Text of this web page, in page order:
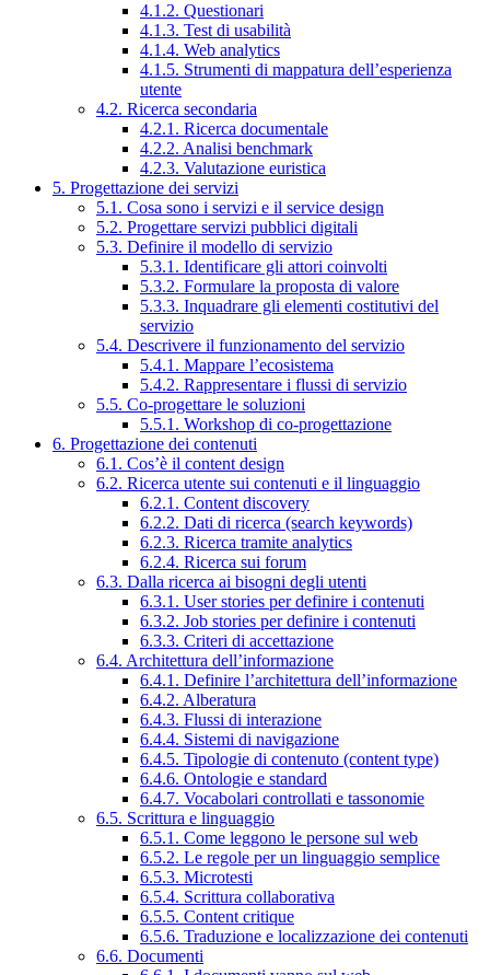
4.1.2. Questionari
4.1.3. Test di usabilità
4.1.4. Web analytics
4.1.5. Strumenti di mappatura dell’esperienza
utente
4.2. Ricerca secondaria
4.2.1. Ricerca documentale
4.2.2. Analisi benchmark
4.2.3. Valutazione euristica
5. Progettazione dei servizi
5.1. Cosa sono i servizi e il service design
5.2. Progettare servizi pubblici digitali
5.3. Definire il modello di servizio
5.3.1. Identificare gli attori coinvolti
5.3.2. Formulare la proposta di valore
5.3.3. Inquadrare gli elementi costitutivi del
servizio
5.4. Descrivere il funzionamento del servizio
5.4.1. Mappare l’ecosistema
5.4.2. Rappresentare i flussi di servizio
5.5. Co-progettare le soluzioni
5.5.1. Workshop di co-progettazione
6. Progettazione dei contenuti
6.1. Cos’è il content design
6.2. Ricerca utente sui contenuti e il linguaggio
6.2.1. Content discovery
6.2.2. Dati di ricerca (search keywords)
6.2.3. Ricerca tramite analytics
6.2.4. Ricerca sui forum
6.3. Dalla ricerca ai bisogni degli utenti
6.3.1. User stories per definire i contenuti
6.3.2. Job stories per definire i contenuti
6.3.3. Criteri di accettazione
6.4. Architettura dell’informazione
6.4.1. Definire l’architettura dell’informazione
6.4.2. Alberatura
6.4.3. Flussi di interazione
6.4.4. Sistemi di navigazione
6.4.5. Tipologie di contenuto (content type)
6.4.6. Ontologie e standard
6.4.7. Vocabolari controllati e tassonomie
6.5. Scrittura e linguaggio
6.5.1. Come leggono le persone sul web
6.5.2. Le regole per un linguaggio semplice
6.5.3. Microtesti
6.5.4. Scrittura collaborativa
6.5.5. Content critique
6.5.6. Traduzione e localizzazione dei contenuti
6.6. Documenti